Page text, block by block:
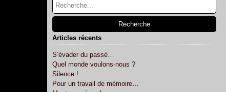
Articles récents
S’évader du passé…
Quel monde voulons-nous ?
Silence !
Pour un travail de mémoire…